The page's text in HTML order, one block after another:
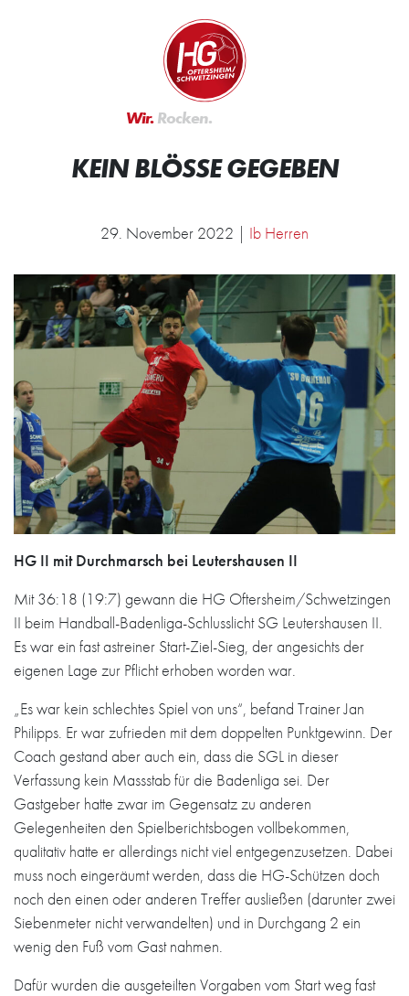
Zur Startseite
Wir.Rocken.
KEIN BLÖSSE GEGEBEN
29. November 2022 | Ib Herren
HG II mit Durchmarsch bei Leutershausen II
Mit 36:18 (19:7) gewann die HG Oftersheim/Schwetzingen
II beim Handball-Badenliga-Schlusslicht SG Leutershausen II.
Es war ein fast astreiner Start-Ziel-Sieg, der angesichts der
eigenen Lage zur Pflicht erhoben worden war.
„Es war kein schlechtes Spiel von uns“, befand Trainer Jan
Philipps. Er war zufrieden mit dem doppelten Punktgewinn. Der
Coach gestand aber auch ein, dass die SGL in dieser
Verfassung kein Massstab für die Badenliga sei. Der
Gastgeber hatte zwar im Gegensatz zu anderen
Gelegenheiten den Spielberichtsbogen vollbekommen,
qualitativ hatte er allerdings nicht viel entgegenzusetzen. Dabei
muss noch eingeräumt werden, dass die HG-Schützen doch
noch den einen oder anderen Treffer ausließen (darunter zwei
Siebenmeter nicht verwandelten) und in Durchgang 2 ein
wenig den Fuß vom Gast nahmen.
Dafür wurden die ausgeteilten Vorgaben vom Start weg fast